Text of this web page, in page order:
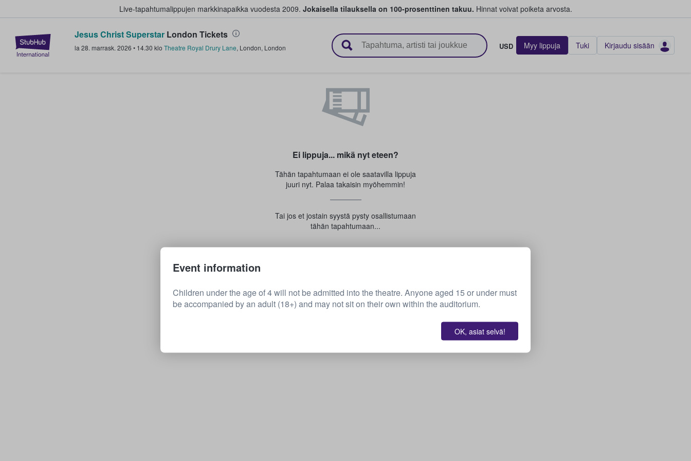
Live-tapahtumalippujen markkinapaikka vuodesta 2009. Jokaisella tilauksella on 100-prosenttinen takuu. Hinnat voivat poiketa arvosta.
StubHub - missä fanit ostavat ja myyvät lippuja
Jesus Christ Superstar London Tickets
la 28. marrask. 2026 • 14.30 klo Theatre Royal Drury Lane, London, London USD Myy lippuja Tuki Kirjaudu sisään
Ei lippuja... mikä nyt eteen?
Tähän tapahtumaan ei ole saatavilla lippuja
juuri nyt. Palaa takaisin myöhemmin!
Tai jos et jostain syystä pysty osallistumaan
tähän tapahtumaan...
Event information
Children under the age of 4 will not be admitted into the theatre. Anyone aged 15 or under must
be accompanied by an adult (18+) and may not sit on their own within the auditorium.
OK, asiat selvä!